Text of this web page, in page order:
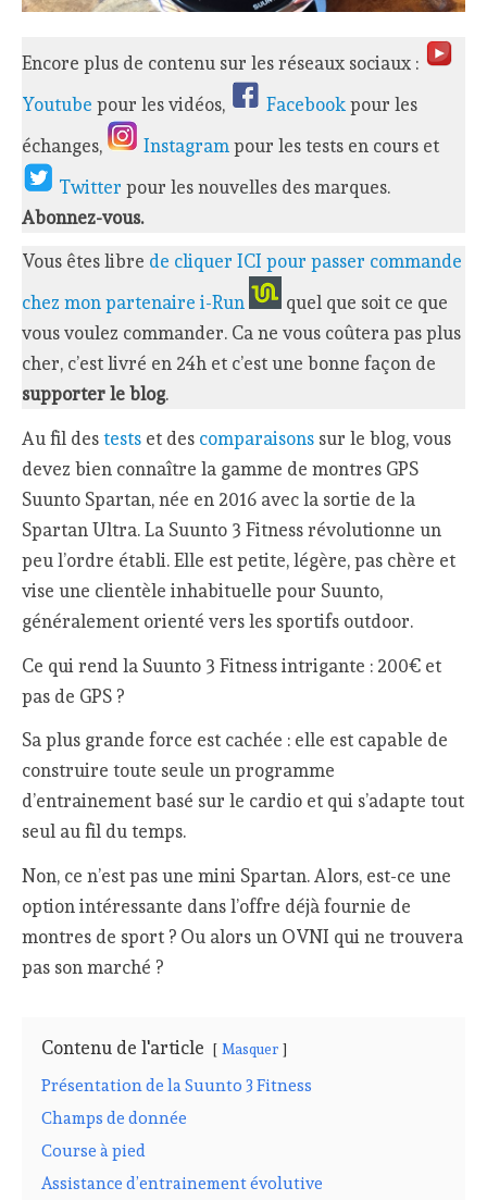
Encore plus de contenu sur les réseaux sociaux :
Youtube pour les vidéos, Facebookpour les
échanges,
Instagrampour les tests en cours et
Twitterpour les nouvelles des marques.
Abonnez-vous.
Vous êtes libre de cliquer ICI pour passer commande
chez mon partenaire i-Run
quel que soit ce que
vous voulez commander. Ca ne vous coûtera pas plus
cher, c’est livré en 24h et c’est une bonne façon de
supporter le blog.
Au fil destests et des comparaisons sur le blog, vous
devez bien connaître la gamme de montres GPS
Suunto Spartan, née en 2016 avec la sortie de la
Spartan Ultra. La Suunto 3 Fitness révolutionne un
peu l’ordre établi. Elle est petite, légère, pas chère et
vise une clientèle inhabituelle pour Suunto,
généralement orienté vers les sportifs outdoor.
Ce qui rend la Suunto 3 Fitness intrigante : 200€ et
pas de GPS ?
Sa plus grande force est cachée : elle est capable de
construire toute seule un programme
d’entrainement basé sur le cardio et qui s’adapte tout
seul au fil du temps.
Non, ce n’est pas une mini Spartan. Alors, est-ce une
option intéressante dans l’offre déjà fournie de
montres de sport ? Ou alors un OVNI qui ne trouvera
pas son marché ?
Contenu de l'article Masquer
Présentation de la Suunto 3 Fitness
Champs de donnée
Course à pied
Assistance d’entrainement évolutive